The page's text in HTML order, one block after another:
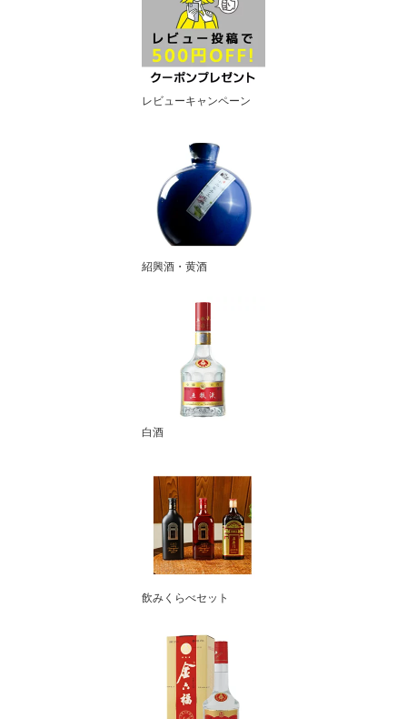
レビューキャンペーン
紹興酒・黄酒
白酒
飲みくらべセット